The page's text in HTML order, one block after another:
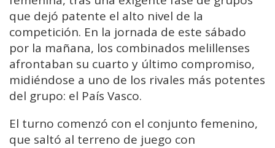
que dejó patente el alto nivel de la
competición. En la jornada de este sábado
por la mañana, los combinados melillenses
afrontaban su cuarto y último compromiso,
midiéndose a uno de los rivales más potentes
del grupo: el País Vasco.
El turno comenzó con el conjunto femenino,
que saltó al terreno de juego con